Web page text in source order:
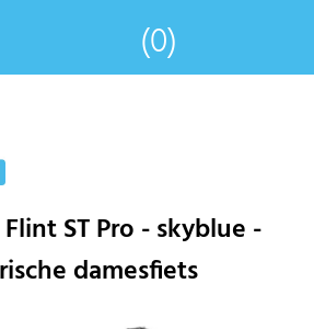
(0)
ST Pro - skyblue -
damesfiets